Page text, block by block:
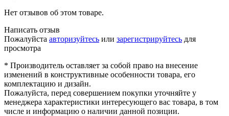
Нет отзывов об этом товаре.
Написать отзыв
Пожалуйста авторизуйтесь или зарегистрируйтесь для
просмотра
* Производитель оставляет за собой право на внесение
изменений в конструктивные особенности товара, его
комплектацию и дизайн.
Пожалуйста, перед совершением покупки уточняйте у
менеджера характеристики интересующего вас товара, в том
числе и информацию о наличии данной позиции.